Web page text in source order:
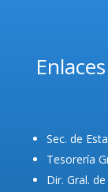
Enlaces
Sec. de
Tesorería
Dir. Gral.